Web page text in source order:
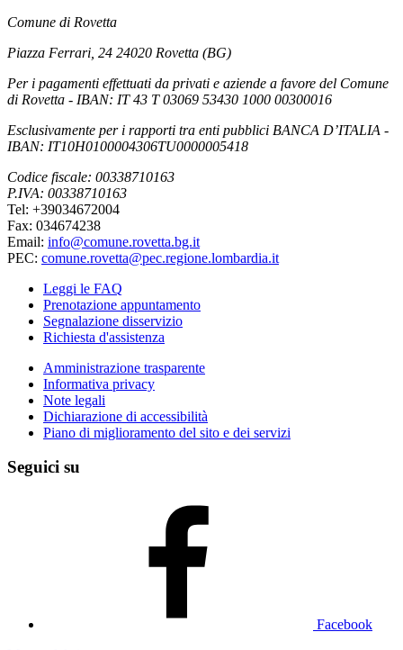
Comune di Rovetta
Piazza Ferrari, 24 24020 Rovetta (BG)
Per i pagamenti effettuati da privati e aziende a favore del Comune
di Rovetta - IBAN: IT 43 T 03069 53430 1000 00300016
Esclusivamente per i rapporti tra enti pubblici BANCA D’ITALIA -
IBAN: IT10H0100004306TU0000005418
Codice fiscale: 00338710163
P.IVA: 00338710163
Tel: +39034672004
Fax: 034674238
Email: info@comune.rovetta.bg.it
PEC: comune.rovetta@pec.regione.lombardia.it
Leggi le FAQ
Prenotazione appuntamento
Segnalazione disservizio
Richiesta d'assistenza
Amministrazione trasparente
Informativa privacy
Note legali
Dichiarazione di accessibilità
Piano di miglioramento del sito e dei servizi
Seguici su
Facebook